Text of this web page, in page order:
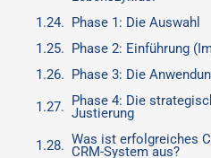
Phase 1: Die Auswahl
Phase 2: Einführung
Phase 3: Die
Phase 4: Die
Justierung
Was ist erfolgreiches
CRM-System aus?